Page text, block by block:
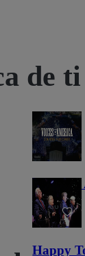
de ti
Voices
36
Happy